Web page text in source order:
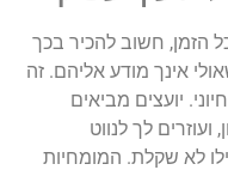
הזמן, חשוב להכיר בכך
אינך מודע אליהם. זה
יועצים מביאים
לך לנווט
לא שקלת. המומחיות